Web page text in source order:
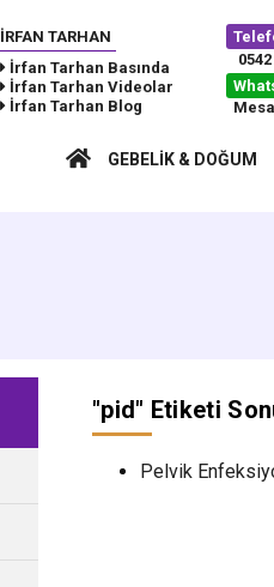
İRFAN TARHAN
İrfan Tarhan Basında
İrfan Tarhan Videolar
İrfan Tarhan Blog
GEBELIK & DOĞUM
"pid" Etiketi
Pelvik